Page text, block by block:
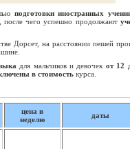
подготовки иностранных
после чего успешно продолжают
Дорсет, на расстоянии пешей
для мальчиков и девочек от 12
в стоимость курса.
цена в
неделю
даты